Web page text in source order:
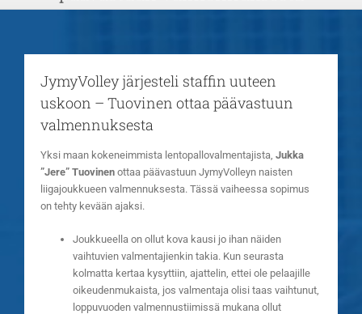
JymyVolley järjesteli staffin uuteen
uskoon – Tuovinen ottaa päävastuun
valmennuksesta
Yksi maan kokeneimmista lentopallovalmentajista, Jukka
”Jere” Tuovinen ottaa päävastuun JymyVolleyn naisten
liigajoukkueen valmennuksesta. Tässä vaiheessa sopimus
on tehty kevään ajaksi.
Joukkueella on ollut kova kausi jo ihan näiden
vaihtuvien valmentajienkin takia. Kun seurasta
kolmatta kertaa kysyttiin, ajattelin, ettei ole pelaajille
oikeudenmukaista, jos valmentaja olisi taas vaihtunut,
loppuvuoden valmennustiimissä mukana ollut